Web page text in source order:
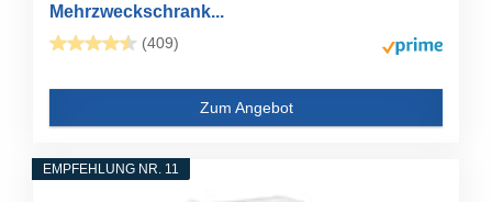
Mehrzweckschrank...
(409)
Zum Angebot
EMPFEHLUNG NR. 11